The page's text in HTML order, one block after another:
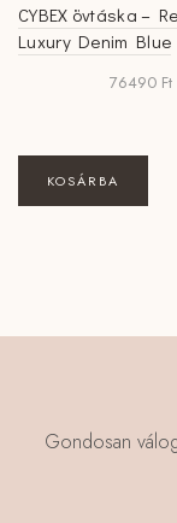
CYBEX övtáska –
Luxury Denim Blue
76490 Ft
KOSÁRBA
Gondosan